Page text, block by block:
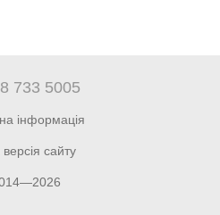
733 5005
інформація
сайту